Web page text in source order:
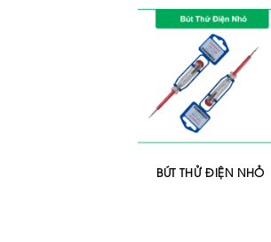
BÚT THỬ ĐIỆN NHỎ